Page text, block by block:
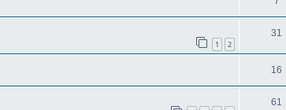
1 2
31
16
61